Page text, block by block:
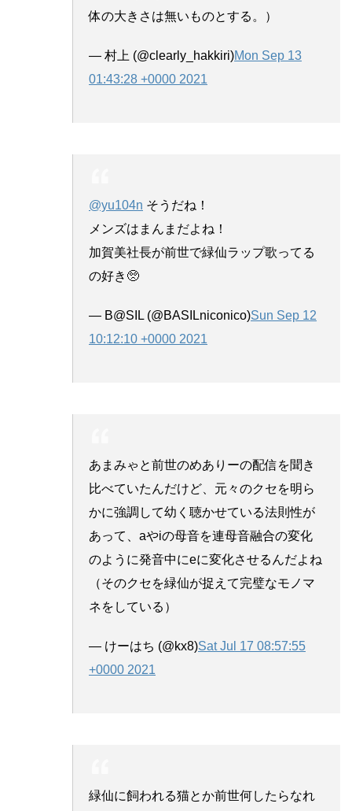
体の大きさは無いものとする。）
— 村上 (@clearly_hakkiri)Mon Sep 13
01:43:28 +0000 2021
@yu104n そうだね！
メンズはまんまだよね！
加賀美社長が前世で緑仙ラップ歌ってる
の好き🥺
— B@SIL (@BASILniconico)Sun Sep 12
10:12:10 +0000 2021
あまみゃと前世のめありーの配信を聞き
比べていたんだけど、元々のクセを明ら
かに強調して幼く聴かせている法則性が
あって、aやiの母音を連母音融合の変化
のように発音中にeに変化させるんだよね
（そのクセを緑仙が捉えて完璧なモノマ
ネをしている）
— けーはち (@kx8)Sat Jul 17 08:57:55
+0000 2021
緑仙に飼われる猫とか前世何したらなれ